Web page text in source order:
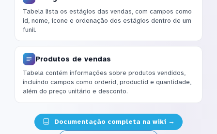
Tabela lista os estágios das vendas, com campos como
id, nome, ícone e ordenação dos estágios dentro de um
funil.
Produtos de vendas
Tabela contém informações sobre produtos vendidos,
incluindo campos como orderid, productid e quantidade,
além do preço unitário e desconto.
Documentação completa na wiki →